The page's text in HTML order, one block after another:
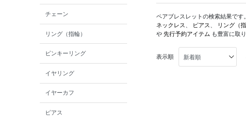
チェーン
リング（指輪）
ピンキーリング
イヤリング
イヤーカフ
ピアス
ペアブレスレットの検索結果です
ネックレス
ピアス リング（指
や 先行予約アイテム も豊富に取
表示順